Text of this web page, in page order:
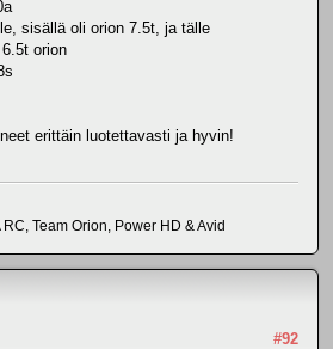
sisällä oli orion 7.5t, ja tälle
orion
erittäin luotettavasti ja hyvin!
Team Orion, Power HD & Avid
#92